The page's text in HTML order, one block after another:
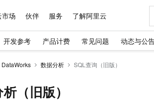
市场 伙伴 服务 了解阿里云
开发参考 产品计费 常见问题 动态与公
DataWorks 数据分析 SQL查询（旧版）
（旧版）